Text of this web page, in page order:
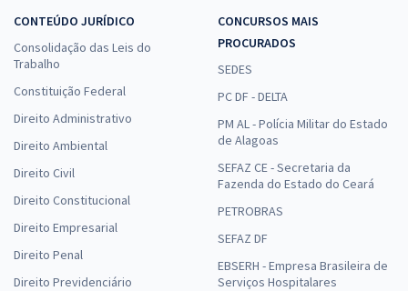
CONTEÚDO JURÍDICO
Consolidação das Leis do
Trabalho
Constituição Federal
Direito Administrativo
Direito Ambiental
Direito Civil
Direito Constitucional
Direito Empresarial
Direito Penal
Direito Previdenciário
CONCURSOS MAIS
PROCURADOS
SEDES
PC DF - DELTA
PM AL - Polícia Militar do Estado
de Alagoas
SEFAZ CE - Secretaria da
Fazenda do Estado do Ceará
PETROBRAS
SEFAZ DF
EBSERH - Empresa Brasileira de
Serviços Hospitalares